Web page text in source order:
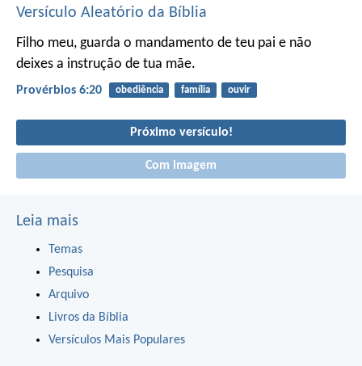
Versículo Aleatório da Bíblia
Filho meu, guarda o mandamento de teu pai e não
deixes a instrução de tua mãe.
Provérbios 6:20 obediência família ouvir
Próximo versículo!
Com imagem
Leia mais
Temas
Pesquisa
Arquivo
Livros da Bíblia
Versículos Mais Populares